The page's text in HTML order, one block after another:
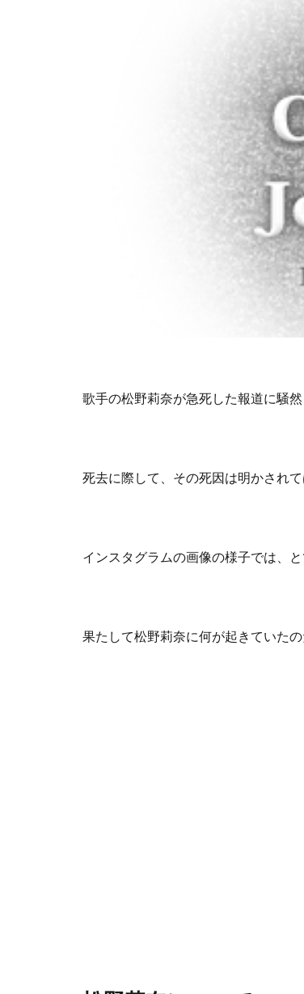
歌手の松野莉奈が急死した報道に騒然
死去に際して、その死因は明かされ
インスタグラムの画像の様子では、
果たして松野莉奈に何が起きていた